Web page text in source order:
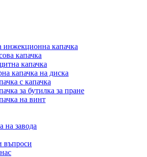
инжекционна капачка
капачка
капачка
капачка на диска
с капачка
за бутилка за пране
на винт
на завода
въпроси